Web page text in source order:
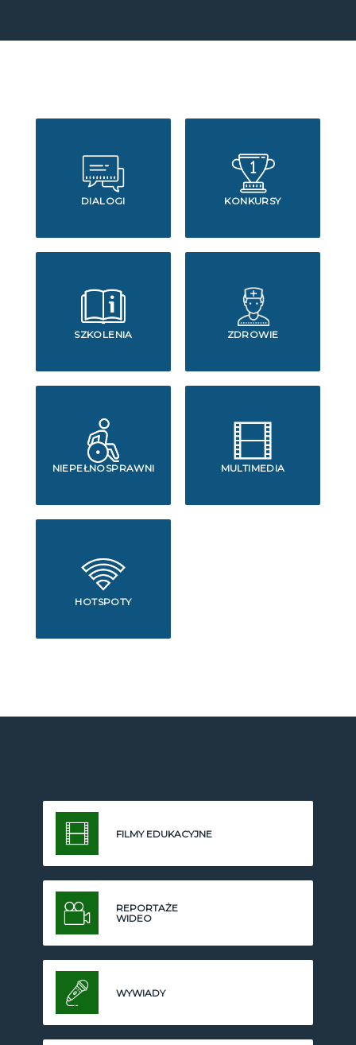
DIALOGI KONKURSY
SZKOLENIA ZDROWIE
NIEPEŁNOSPRAWNI MULTIMEDIA
HOTSPOTY
FILMY EDUKACYJNE
REPORTAŻE
WIDEO
WYWIADY